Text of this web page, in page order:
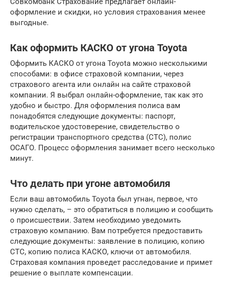
оформление и скидки, но условия страхования менее
выгодные.
Как оформить КАСКО от угона Toyota
Оформить КАСКО от угона Toyota можно несколькими
способами: в офисе страховой компании, через
страхового агента или онлайн на сайте страховой
компании. Я выбрал онлайн-оформление, так как это
удобно и быстро. Для оформления полиса вам
понадобятся следующие документы: паспорт,
водительское удостоверение, свидетельство о
регистрации транспортного средства (СТС), полис
ОСАГО. Процесс оформления занимает всего несколько
минут.
Что делать при угоне автомобиля
Если ваш автомобиль Toyota был угнан, первое, что
нужно сделать, – это обратиться в полицию и сообщить
о происшествии. Затем необходимо уведомить
страховую компанию. Вам потребуется предоставить
следующие документы: заявление в полицию, копию
СТС, копию полиса КАСКО, ключи от автомобиля.
Страховая компания проведет расследование и примет
решение о выплате компенсации.